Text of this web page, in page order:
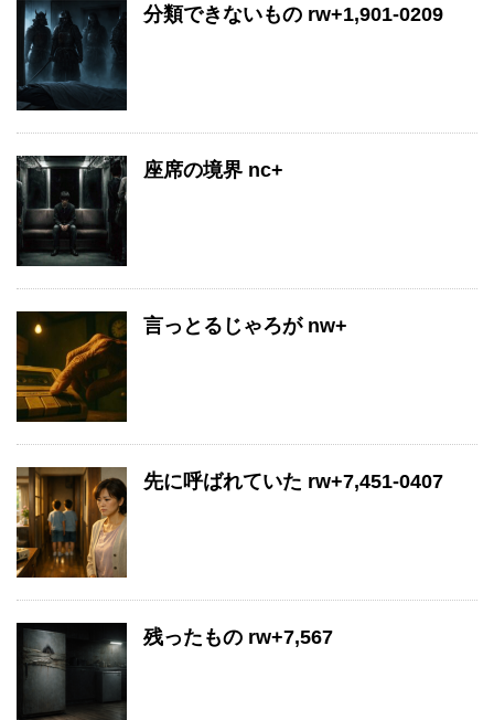
分類できないもの rw+1,901-0209
座席の境界 nc+
言っとるじゃろが nw+
先に呼ばれていた rw+7,451-0407
残ったもの rw+7,567